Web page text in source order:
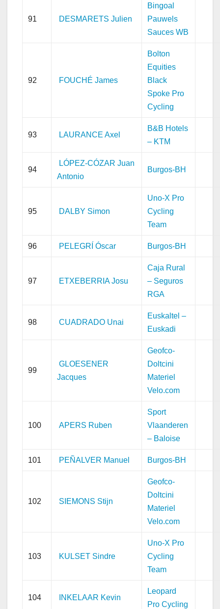
91 DESMARETS Julien
Bingoal
Pauwels
Sauces WB
92 FOUCHÉ James
Bolton
Equities
Black
Spoke Pro
Cycling
93 LAURANCE Axel
B&B Hotels
– KTM
94
LÓPEZ-CÓZAR Juan
Antonio
Burgos-BH
95 DALBY Simon
Uno-X Pro
Cycling
Team
96 PELEGRÍ Óscar Burgos-BH
97 ETXEBERRIA Josu
Caja Rural
– Seguros
RGA
98 CUADRADO Unai
Euskaltel –
Euskadi
99
GLOESENER
Jacques
Geofco-
Doltcini
Materiel
Velo.com
100 APERS Ruben
Sport
Vlaanderen
– Baloise
101 PEÑALVER Manuel Burgos-BH
102 SIEMONS Stijn
Geofco-
Doltcini
Materiel
Velo.com
103 KULSET Sindre
Uno-X Pro
Cycling
Team
104 INKELAAR Kevin
Leopard
Pro Cycling